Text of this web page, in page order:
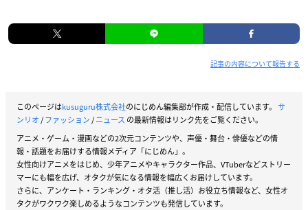
記事の内容について報告する
このページはkusuguru株式会社のにじめん編集部が作成・配信しています。 サ
ンリオ/ファッション/ニュース の最新情報はリンク先をご覧ください。
アニメ・ゲーム・漫画などの2次元コンテンツや、声優・舞台・俳優などの情
報・話題をお届けする情報メディア「にじめん」。
女性向けアニメをはじめ、少年アニメやキャラクター作品、VTuberなどストリー
マーにも幅を広げ、オタクが気になる情報を幅広くお届けしています。
さらに、アンケート・ランキング・オタ活（推し活）お役立ち情報など、女性オ
タクがワクワク楽しめるようなコンテンツも発信しています。